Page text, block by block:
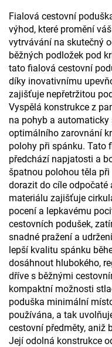
Fialová cestovní
výhod, které promění
vytrvávání na skutečný
běžných podložek pod
tato fialová cestovní
díky inovativnímu
zajišťuje nepřetržitou
Vyspělá konstrukce z
na pohyb a
optimálního zarovnání
polohy při spánku. Tato
předchází napjatosti a
špatnou polohou těla
dorazit do cíle odpočaté
materiálu zajišťuje
pocení a lepkavému
cestovních podušek,
snadné pražení a
lepší kvalitu spánku
dosáhnout hlubokého,
dříve s běžnými
kompaktní možnosti
poduška minimální
používána, a tak
cestovní předměty, aniž
Její odolná konstrukce